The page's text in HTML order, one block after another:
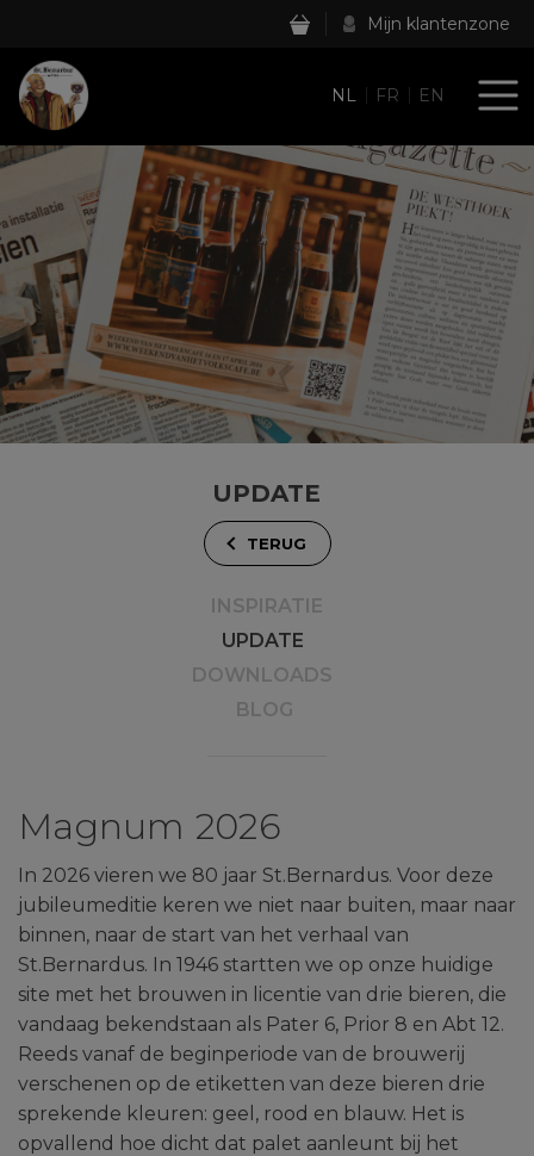
Mijn klantenzone
NL FR EN
UPDATE
TERUG
INSPIRATIE
UPDATE
DOWNLOADS
BLOG
Magnum 2026
In 2026 vieren we 80 jaar St.Bernardus. Voor deze
jubileumeditie keren we niet naar buiten, maar naar
binnen, naar de start van het verhaal van
St.Bernardus. In 1946 startten we op onze huidige
site met het brouwen in licentie van drie bieren, die
vandaag bekendstaan als Pater 6, Prior 8 en Abt 12.
Reeds vanaf de beginperiode van de brouwerij
verschenen op de etiketten van deze bieren drie
sprekende kleuren: geel, rood en blauw. Het is
opvallend hoe dicht dat palet aanleunt bij het